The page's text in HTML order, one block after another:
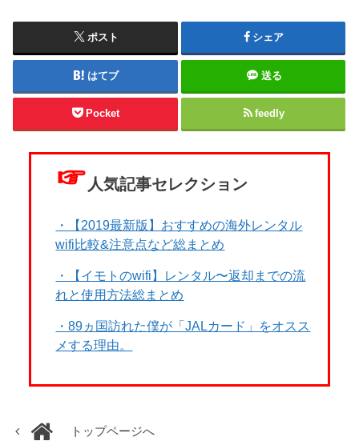
ポスト シェア
はてブ 送る
Pocket feedly
☞ 人気記事セレクション
・【2019最新版】おすすめの海外レンタル
wifi比較&注意点など総まとめ
・【イモトのwifi】レンタル〜返却までの流
れと使用方法総まとめ
・89ヵ国訪れた僕が「JALカード」をオスス
メする理由。
トップページへ